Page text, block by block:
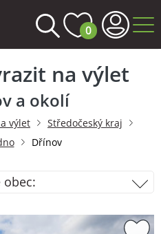
0
na výlet
a okolí
výlet
Středočeský kraj
Dřínov
obec: